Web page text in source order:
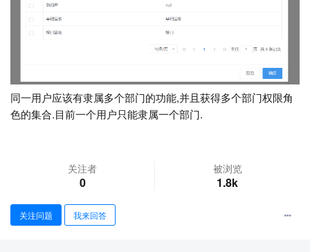
同一用户应该有隶属多个部门的功能,并且获得多个部门权限角
色的集合.目前一个用户只能隶属一个部门.
关注者
0
被浏览
1.8k
关注问题 我来回答